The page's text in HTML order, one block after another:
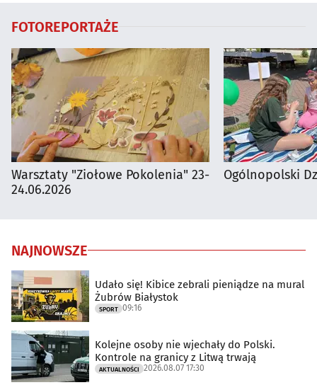
FOTOREPORTAŻE
Warsztaty "Ziołowe Pokolenia" 23-
24.06.2026
Ogólnopolski
NAJNOWSZE
Udało się! Kibice zebrali pieniądze na mural
Żubrów Białystok
SPORT 09:16
Kolejne osoby nie wjechały do Polski.
Kontrole na granicy z Litwą trwają
AKTUALNOŚCI 2026.08.07 17:30